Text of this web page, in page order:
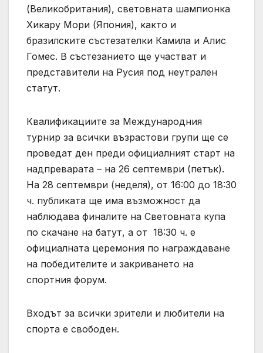
(Великобритания), световната шампионка
Хикару Мори (Япония), както и
бразилските състезателки Камила и Алис
Гомес. В състезанието ще участват и
представители на Русия под неутрален
статут.
Квалификациите за Международния
турнир за всички възрастови групи ще се
проведат ден преди официалният старт на
надпреварата – на 26 септември (петък).
На 28 септември (неделя), от 16:00 до 18:30
ч. публиката ще има възможност да
наблюдава финалите на Световната купа
по скачане на батут, а от 18:30 ч. е
официалната церемония по награждаване
на победителите и закриването на
спортния форум.
Входът за всички зрители и любители на
спорта е свободен.